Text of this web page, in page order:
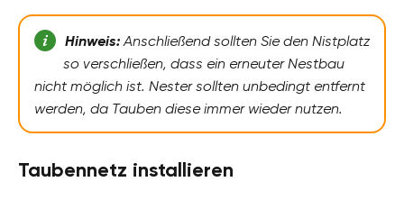
Hinweis:Anschließend sollten Sie den Nistplatz
so verschließen, dass ein erneuter Nestbau
nicht möglich ist. Nester sollten unbedingt entfernt
werden, da Tauben diese immer wieder nutzen.
Taubennetz installieren